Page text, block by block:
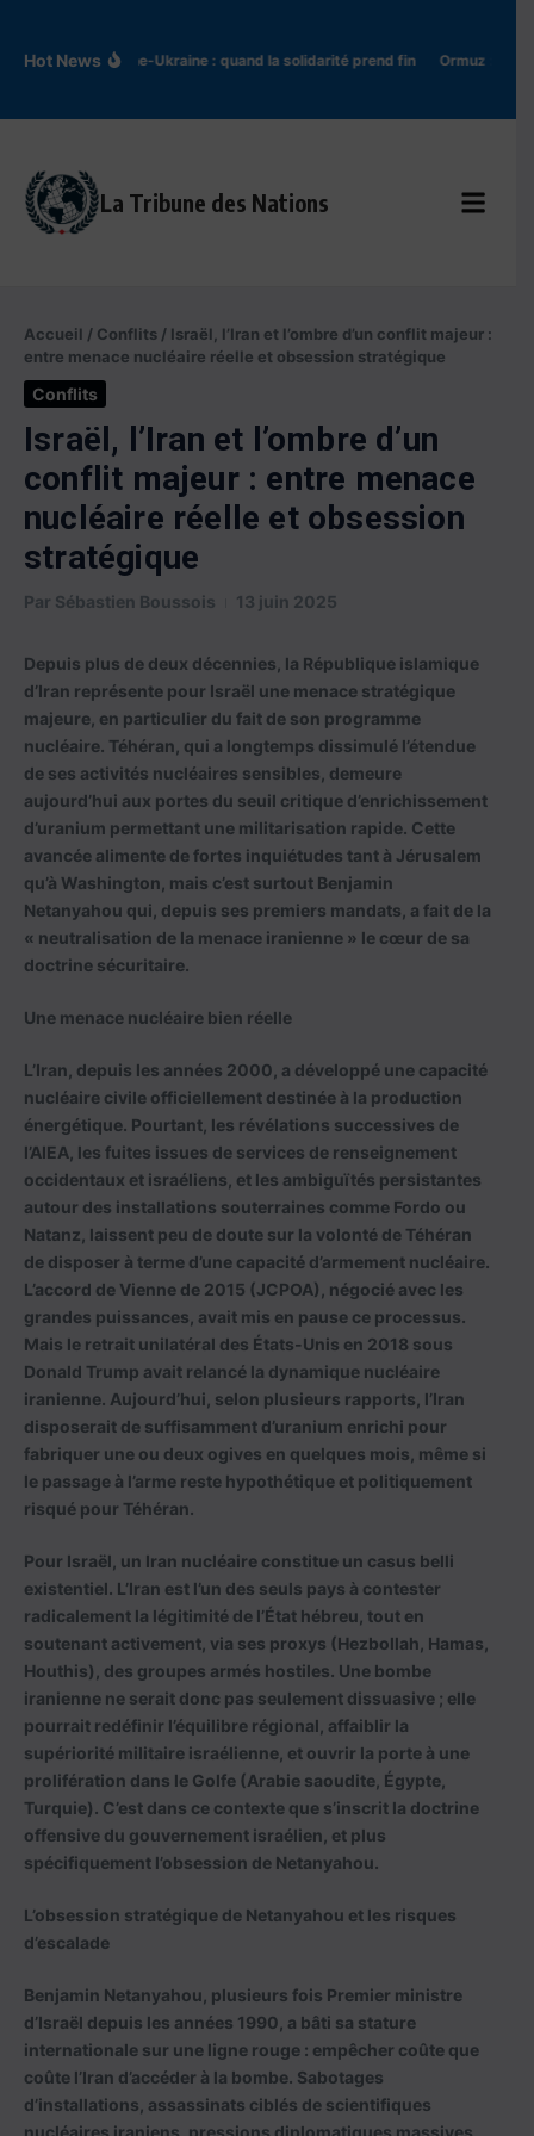
Hot NewsPologne-Ukraine : quand la solidarité prend fin Ormuz :
La Tribune des Nations
Accueil / Conflits / Israël, l’Iran et l’ombre d’un conflit majeur :
entre menace nucléaire réelle et obsession stratégique
Conflits
Israël, l’Iran et l’ombre d’un
conflit majeur : entre menace
nucléaire réelle et obsession
stratégique
Par Sébastien Boussois 13 juin 2025
Depuis plus de deux décennies, la République islamique
d’Iran représente pour Israël une menace stratégique
majeure, en particulier du fait de son programme
nucléaire. Téhéran, qui a longtemps dissimulé l’étendue
de ses activités nucléaires sensibles, demeure
aujourd’hui aux portes du seuil critique d’enrichissement
d’uranium permettant une militarisation rapide. Cette
avancée alimente de fortes inquiétudes tant à Jérusalem
qu’à Washington, mais c’est surtout Benjamin
Netanyahou qui, depuis ses premiers mandats, a fait de la
« neutralisation de la menace iranienne » le cœur de sa
doctrine sécuritaire.
Une menace nucléaire bien réelle
L’Iran, depuis les années 2000, a développé une capacité
nucléaire civile officiellement destinée à la production
énergétique. Pourtant, les révélations successives de
l’AIEA, les fuites issues de services de renseignement
occidentaux et israéliens, et les ambiguïtés persistantes
autour des installations souterraines comme Fordo ou
Natanz, laissent peu de doute sur la volonté de Téhéran
de disposer à terme d’une capacité d’armement nucléaire.
L’accord de Vienne de 2015 (JCPOA), négocié avec les
grandes puissances, avait mis en pause ce processus.
Mais le retrait unilatéral des États-Unis en 2018 sous
Donald Trump avait relancé la dynamique nucléaire
iranienne. Aujourd’hui, selon plusieurs rapports, l’Iran
disposerait de suffisamment d’uranium enrichi pour
fabriquer une ou deux ogives en quelques mois, même si
le passage à l’arme reste hypothétique et politiquement
risqué pour Téhéran.
Pour Israël, un Iran nucléaire constitue un casus belli
existentiel. L’Iran est l’un des seuls pays à contester
radicalement la légitimité de l’État hébreu, tout en
soutenant activement, via ses proxys (Hezbollah, Hamas,
Houthis), des groupes armés hostiles. Une bombe
iranienne ne serait donc pas seulement dissuasive ; elle
pourrait redéfinir l’équilibre régional, affaiblir la
supériorité militaire israélienne, et ouvrir la porte à une
prolifération dans le Golfe (Arabie saoudite, Égypte,
Turquie). C’est dans ce contexte que s’inscrit la doctrine
offensive du gouvernement israélien, et plus
spécifiquement l’obsession de Netanyahou.
L’obsession stratégique de Netanyahou et les risques
d’escalade
Benjamin Netanyahou, plusieurs fois Premier ministre
d’Israël depuis les années 1990, a bâti sa stature
internationale sur une ligne rouge : empêcher coûte que
coûte l’Iran d’accéder à la bombe. Sabotages
d’installations, assassinats ciblés de scientifiques
nucléaires iraniens, pressions diplomatiques massives